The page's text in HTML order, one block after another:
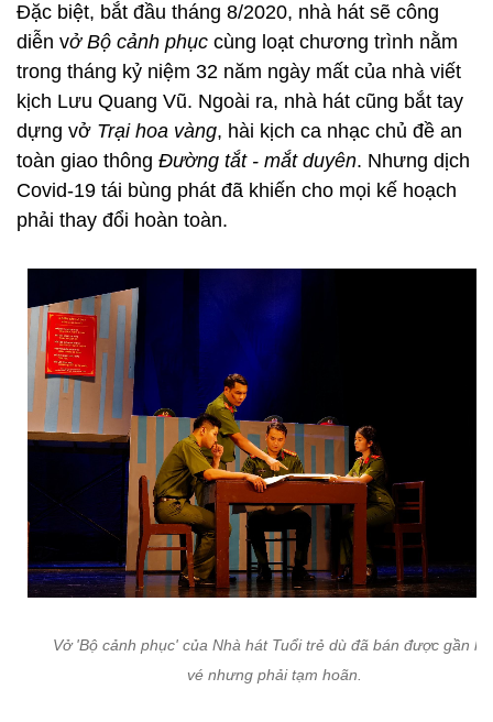
Đặc biệt, bắt đầu tháng 8/2020, nhà hát sẽ công
diễn vở Bộ cảnh phục cùng loạt chương trình nằm
trong tháng kỷ niệm 32 năm ngày mất của nhà viết
kịch Lưu Quang Vũ. Ngoài ra, nhà hát cũng bắt tay
dựng vở Trại hoa vàng, hài kịch ca nhạc chủ đề an
toàn giao thông Đường tắt - mắt duyên. Nhưng dịch
Covid-19 tái bùng phát đã khiến cho mọi kế hoạch
phải thay đổi hoàn toàn.
Vở 'Bộ cảnh phục' của Nhà hát Tuổi trẻ dù đã bán được gần
vé nhưng phải tạm hoãn.